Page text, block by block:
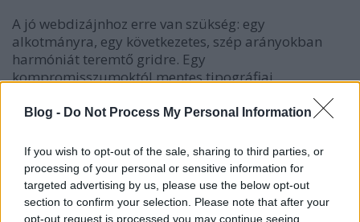
Blog - Do Not Process My Personal Information
If you wish to opt-out of the sale, sharing to third parties, or
processing of your personal or sensitive information for
targeted advertising by us, please use the below opt-out
section to confirm your selection. Please note that after your
opt-out request is processed you may continue seeing
A jó webdizájnhoz erre van szükség: egy
alkotmányra, egy következetes, szép arányokban
harmóniát teremtő gridre. Egy
kompromisszumoktól mentes tipográfiai
színharmónikára.
Az a webdizájner, amelyik nem uralja diktátorként
ezt a három területet, nem lesz képes jó minőségű
webdizájnt létrehozni a szájton.
Taylor a Medium után egy másik nagyszabású